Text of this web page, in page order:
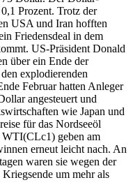
Prozent. Trotz der
USA und Iran hofften
Friedensdeal in dem
US-Präsident Donald
über ein Ende der
explodierenden
Februar hatten Anleger
angesteuert und
wie Japan und
für das Nordseeöl
geben am
erneut leicht nach. An
waren sie wegen der
um mehr als